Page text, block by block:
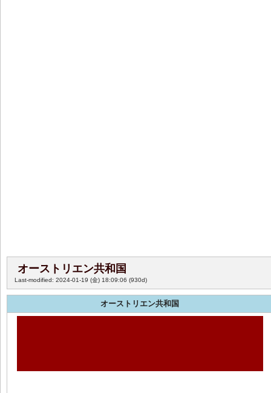
オーストリエン共和国
Last-modified: 2024-01-19 (金) 18:09:06 (930d)
オーストリエン共和国